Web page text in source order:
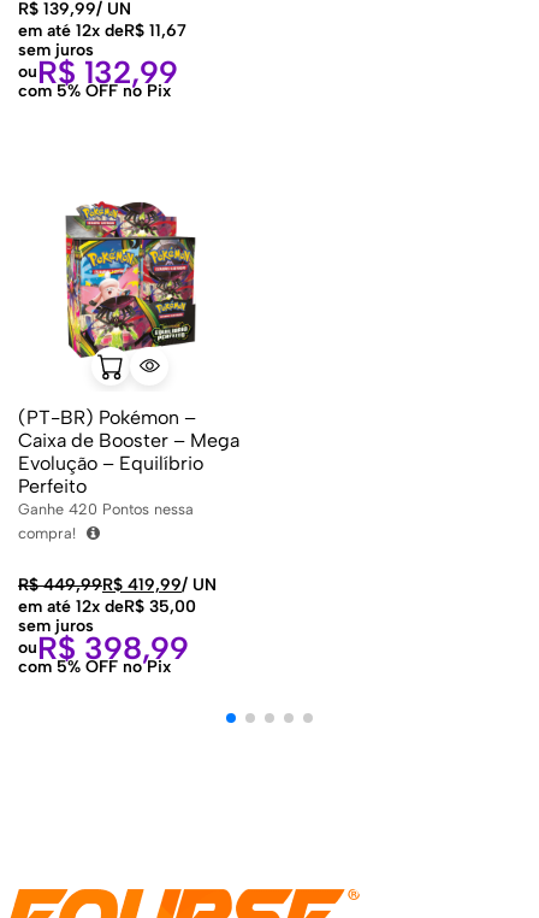
R$ 139,99/ UN
em até 12x deR$ 11,67
sem juros
ouR$ 132,99
com 5% OFF no Pix
(PT-BR) Pokémon –
Caixa de Booster – Mega
Evolução – Equilíbrio
Perfeito
Ganhe 420 Pontos nessa
compra!
R$449,99R$ 419,99/ UN
em até 12x deR$ 35,00
sem juros
ouR$ 398,99
com 5% OFF no Pix